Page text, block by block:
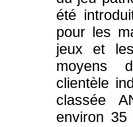
été
pour les
jeux et
moyens
clientèle
classée
environ 35